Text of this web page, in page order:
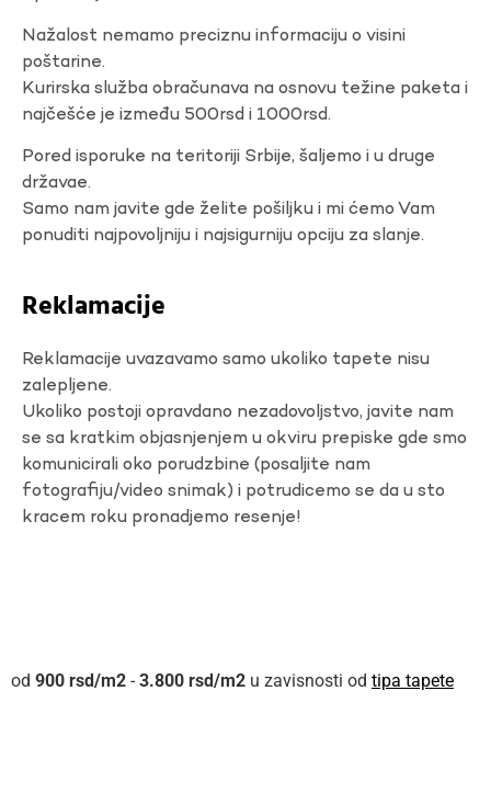
Nažalost nemamo preciznu informaciju o visini
poštarine.
Kurirska služba obračunava na osnovu težine paketa i
najčešće je između 500rsd i 1000rsd.
Pored isporuke na teritoriji Srbije, šaljemo i u druge
državae.
Samo nam javite gde želite pošiljku i mi ćemo Vam
ponuditi najpovoljniju i najsigurniju opciju za slanje.
Reklamacije
Reklamacije uvazavamo samo ukoliko tapete nisu
zalepljene.
Ukoliko postoji opravdano nezadovoljstvo, javite nam
se sa kratkim objasnjenjem u okviru prepiske gde smo
komunicirali oko porudzbine (posaljite nam
fotografiju/video snimak) i potrudicemo se da u sto
kracem roku pronadjemo resenje!
900 rsd - 3.800 rsd u zavisnosti od tipa tapete